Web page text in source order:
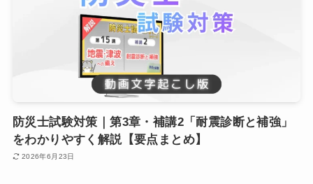
防災士試験対策｜第3章・補講2「耐震診断と補強」
をわかりやすく解説【要点まとめ】
2026年6月23日